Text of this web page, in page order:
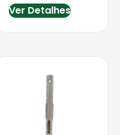
Ver Detalhes